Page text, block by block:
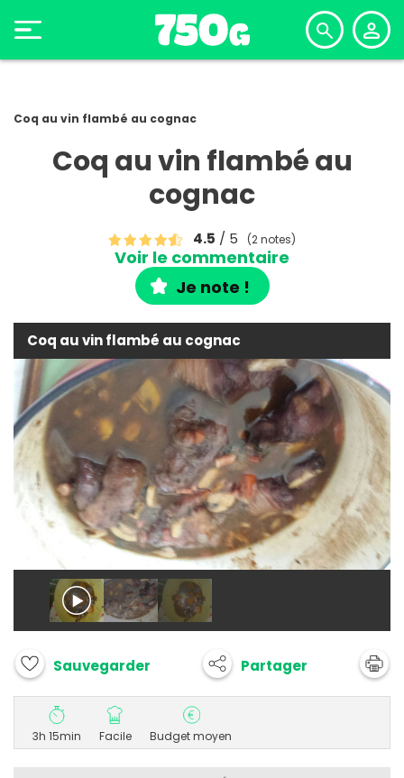
Coq au vin flambé au cognac
Coq au vin flambé au
cognac
4.5 / 5 (2 notes)
Voir le commentaire
Je note !
Coq au vin flambé au cognac
Sauvegarder Partager
3h 15min Facile Budget moyen